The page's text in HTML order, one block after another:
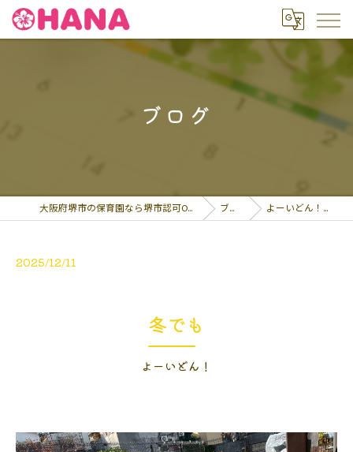
ブログ
大阪府堺市の保育園なら堺市認可OHANA保育園 ブログ よーいどん！冬でも…
2025/12/11
冬でも
よーいどん！